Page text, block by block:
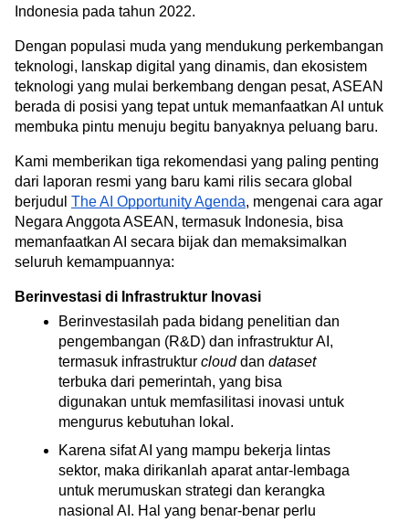
Indonesia pada tahun 2022.
Dengan populasi muda yang mendukung perkembangan
teknologi, lanskap digital yang dinamis, dan ekosistem
teknologi yang mulai berkembang dengan pesat, ASEAN
berada di posisi yang tepat untuk memanfaatkan AI untuk
membuka pintu menuju begitu banyaknya peluang baru.
Kami memberikan tiga rekomendasi yang paling penting
dari laporan resmi yang baru kami rilis secara global
berjudul The AI Opportunity Agenda, mengenai cara agar
Negara Anggota ASEAN, termasuk Indonesia, bisa
memanfaatkan AI secara bijak dan memaksimalkan
seluruh kemampuannya:
Berinvestasi di Infrastruktur Inovasi
Berinvestasilah pada bidang penelitian dan
pengembangan (R&D) dan infrastruktur AI,
termasuk infrastruktur cloud dan
dataset
terbuka dari pemerintah, yang bisa
digunakan untuk memfasilitasi inovasi untuk
mengurus kebutuhan lokal.
Karena sifat AI yang mampu bekerja lintas
sektor, maka dirikanlah aparat antar-lembaga
untuk merumuskan strategi dan kerangka
nasional AI. Hal yang benar-benar perlu